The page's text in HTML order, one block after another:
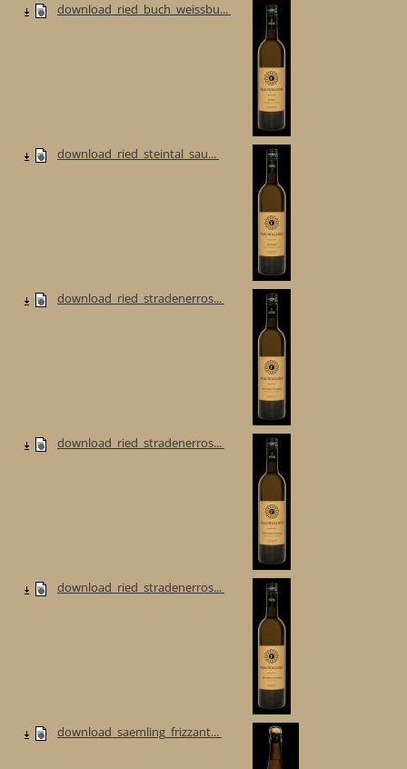
download_ried_buch_weissbu...
download_ried_steintal_sau...
download_ried_stradenerros...
download_ried_stradenerros...
download_ried_stradenerros...
download_saemling_frizzant...